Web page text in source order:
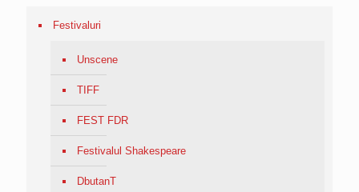
Festivaluri
Unscene
TIFF
FEST FDR
Festivalul Shakespeare
DbutanT